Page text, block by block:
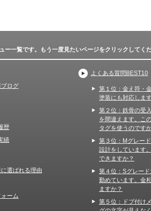
ー一覧です。もう一度見たいページをクリックしてく
ログ
歴
績
選ばれる理由
ーム
よくある質問BEST10
第１位：金え符・
塗装にも対応しま
第２位：鉄骨の受
を間違えます。こ
タグを使うのです
第３位：Mグレー
設計をしています
できますか？
第４位：Sグレー
勤めています。金
ますか？
第５位：ドブ付け